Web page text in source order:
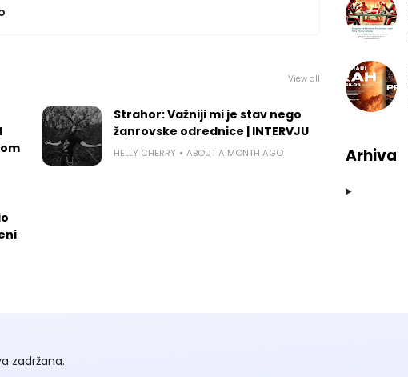
View all
Strahor: Važniji mi je stav nego
žanrovske odrednice | INTERVJU
HELLY CHERRY ABOUT A MONTH AGO Arhiva
zadržana.